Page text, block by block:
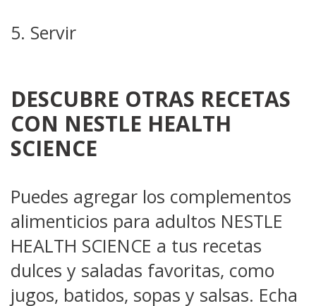
5. Servir
DESCUBRE OTRAS RECETAS
CON NESTLE HEALTH
SCIENCE
Puedes agregar los complementos
alimenticios para adultos NESTLE
HEALTH SCIENCE a tus recetas
dulces y saladas favoritas, como
jugos, batidos, sopas y salsas. Echa